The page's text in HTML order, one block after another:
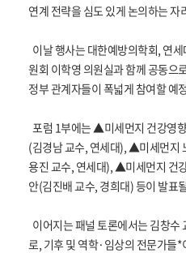
연계 전략을 심도 있게 논의하는 자
이날 행사는 대한예방의학회, 연
원회 이학영 의원실과 함께 공동으
정부 관계자들이 폭넓게 참여할 예
포럼 1부에는 ▲미세먼지 건강영
(김경남 교수, 연세대), ▲미세먼지
용진 교수, 연세대), ▲미세먼지 건
안(김진배 교수, 경희대) 등이 발표
이어지는 패널 토론에서는 김창
로, 기후 및 역학·임상의 전문가들